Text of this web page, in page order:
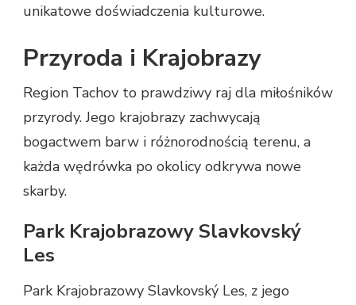
unikatowe doświadczenia kulturowe.
Przyroda i Krajobrazy
Region Tachov to prawdziwy raj dla miłośników
przyrody. Jego krajobrazy zachwycają
bogactwem barw i różnorodnością terenu, a
każda wędrówka po okolicy odkrywa nowe
skarby.
Park Krajobrazowy Slavkovský
Les
Park Krajobrazowy Slavkovský Les, z jego